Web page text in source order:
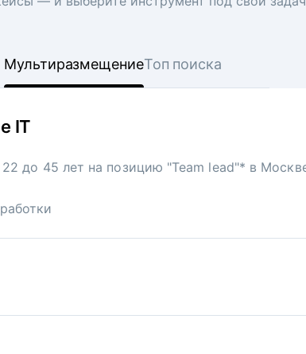
МультиразмещениеТоп поиска
IT
до 45 лет на позицию "Team lead"* в
в московскую точку известной